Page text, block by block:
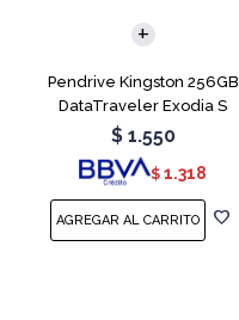
Pendrive Kingston 256GB
DataTraveler Exodia S
Naranja
$ 1.550
$ 1.318